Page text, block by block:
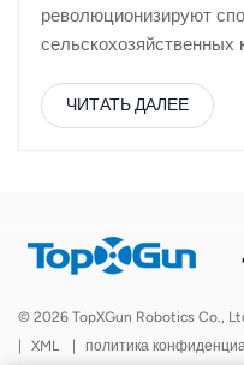
революционизируют
сельскохозяйственных
сельскохозяйственных
пестицидов и
труда: Дроны-
быстрые маленькие
минут, экономя ценное
ЧИТАТЬ ДАЛЕЕ
© 2026 TopXGun Robotics Co.,
|
XML | политика